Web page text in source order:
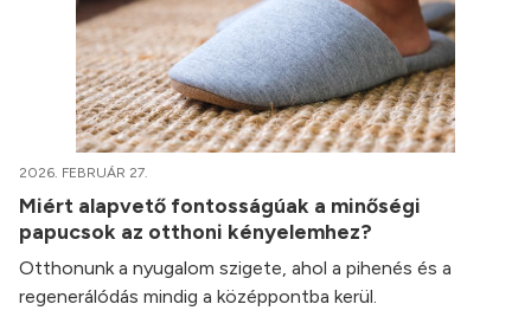
2026. FEBRUÁR 27.
Miért alapvető fontosságúak a minőségi
papucsok az otthoni kényelemhez?
Otthonunk a nyugalom szigete, ahol a pihenés és a
regenerálódás mindig a középpontba kerül.